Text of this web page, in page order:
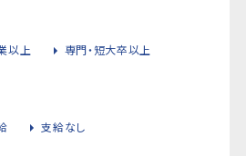
以上
専門・短大卒以上
支給なし